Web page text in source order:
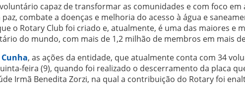
capaz de transformar as comunidades e com foco
combate a doenças e melhoria do acesso à água e
o Rotary Club foi criado e, atualmente, é uma das maiores e
do mundo, com mais de 1,2 milhão de membros em mais
, as ações da entidade, que atualmente conta com 34
feira (9), quando foi realizado o descerramento da placa
Irmã Benedita Zorzi, na qual a contribuição do Rotary foi